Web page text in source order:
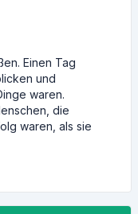
Einen Tag
und
waren.
die
waren, als sie